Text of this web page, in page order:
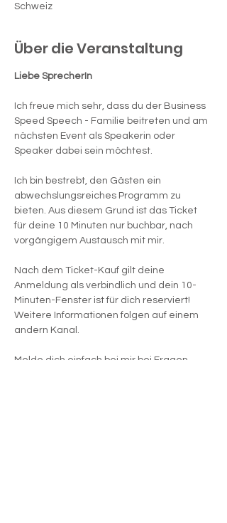
Schweiz
Über die Veranstaltung
Liebe SprecherIn
Ich freue mich sehr, dass du der Business
Speed Speech - Familie beitreten und am
nächsten Event als Speakerin oder
Speaker dabei sein möchtest.
Ich bin bestrebt, den Gästen ein
abwechslungsreiches Programm zu
bieten. Aus diesem Grund ist das Ticket
für deine 10 Minuten nur buchbar, nach
vorgängigem Austausch mit mir.
Nach dem Ticket-Kauf gilt deine
Anmeldung als verbindlich und dein 10-
Minuten-Fenster ist für dich reserviert!
Weitere Informationen folgen auf einem
andern Kanal.
Melde dich einfach bei mir bei Fragen.